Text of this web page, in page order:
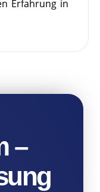
Erfahrung in
–